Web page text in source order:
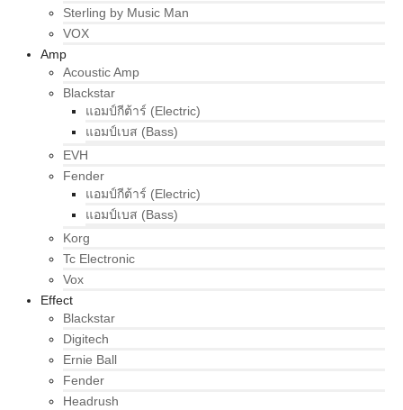
Sterling by Music Man
VOX
Amp
Acoustic Amp
Blackstar
แอมป์กีต้าร์ (Electric)
แอมป์เบส (Bass)
EVH
Fender
แอมป์กีต้าร์ (Electric)
แอมป์เบส (Bass)
Korg
Tc Electronic
Vox
Effect
Blackstar
Digitech
Ernie Ball
Fender
Headrush